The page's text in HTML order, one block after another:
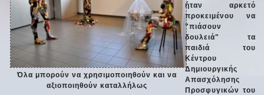
Όλα μπορούν να χρησιμοποιηθούν και να
αξιοποιηθούν καταλλήλως
ήταν αρκετό
προκειμένου να
"πιάσουν
δουλειά" τα
παιδιά του
Κέντρου
Δημιουργικής
Απασχόλησης
Προσφυγικών του